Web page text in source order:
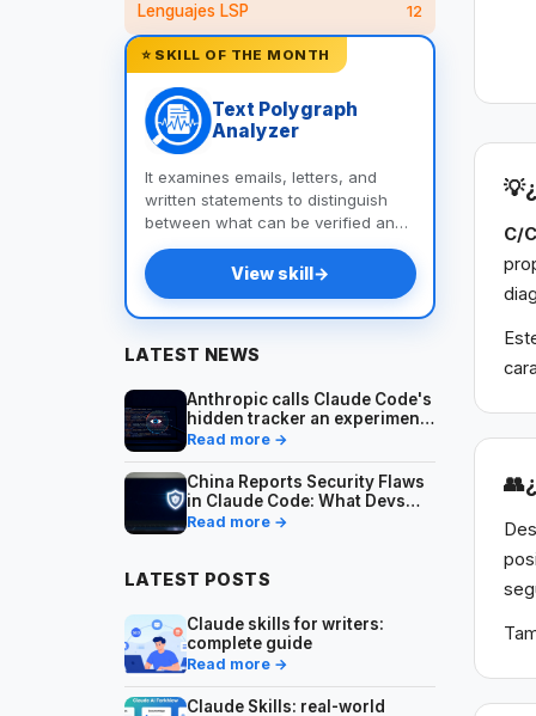
Lenguajes LSP 12
⭐ SKILL OF THE MONTH
Text Polygraph
Analyzer
It examines emails, letters, and
written statements to distinguish
between what can be verified and
what cannot, identify
contradictions, and provide you
with a list of questions and
documents to help you uncover the
View skill→
LATEST NEWS
Anthropic calls Claude Code's
hidden tracker an experiment
— what developers should
Read more →
China Reports Security Flaws
in Claude Code: What Devs
Should Know
Read more →
LATEST POSTS
Claude skills for writers:
complete guide
Read more →
Claude Skills: real-world
💡
C/
👥